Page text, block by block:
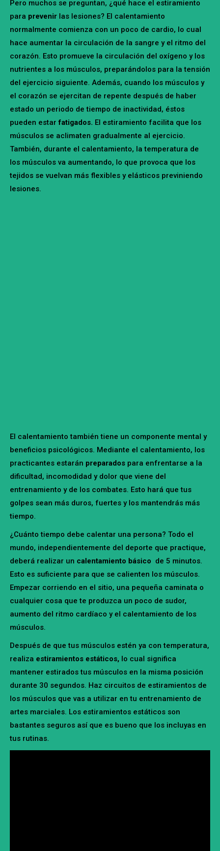
Pero muchos se preguntan, ¿qué hace el estiramiento
para prevenir las lesiones? El calentamiento
normalmente comienza con un poco de cardio, lo cual
hace aumentar la circulación de la sangre y el ritmo del
corazón. Esto promueve la circulación del oxígeno y los
nutrientes a los músculos, preparándolos para la tensión
del ejercicio siguiente. Además, cuando los músculos y
el corazón se ejercitan de repente después de haber
estado un periodo de tiempo de inactividad, éstos
pueden estarfatigados. El estiramiento facilita que los
músculos se aclimaten gradualmente al ejercicio.
También, durante el calentamiento, la temperatura de
los músculos va aumentando, lo que provoca que los
tejidos se vuelvan más flexibles y elásticos previniendo
lesiones.
El calentamiento también tiene un componente mental y
beneficios psicológicos. Mediante el calentamiento, los
practicantes estarán preparados para enfrentarse a la
dificultad, incomodidad y dolor que viene del
entrenamiento y de los combates. Esto hará que tus
golpes sean más duros, fuertes y los mantendrás más
tiempo.
¿Cuánto tiempo debe calentar una persona? Todo el
mundo, independientemente del deporte que practique,
deberá realizar un calentamiento básico de 5 minutos.
Esto es suficiente para que se calienten los músculos.
Empezar corriendo en el sitio, una pequeña caminata o
cualquier cosa que te produzca un poco de sudor,
aumento del ritmo cardíaco y el calentamiento de los
músculos.
Después de que tus músculos estén ya con temperatura,
realiza estiramientos estáticos, lo cual significa
mantener estirados tus músculos en la misma posición
durante 30 segundos. Haz circuitos de estiramientos de
los músculos que vas a utilizar en tu entrenamiento de
artes marciales. Los estiramientos estáticos son
bastantes seguros así que es bueno que los incluyas en
tus rutinas.